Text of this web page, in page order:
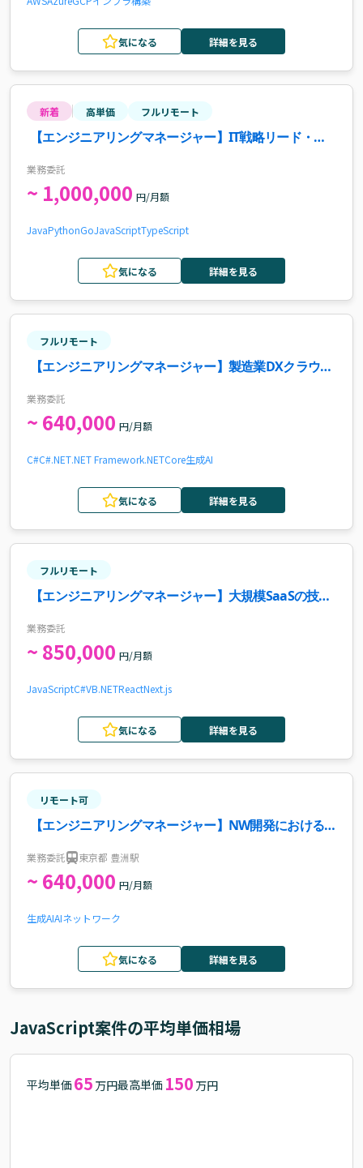
気になる 詳細を見る
新着 高単価 フルリモート
【エンジニアリングマネージャー】IT戦略リード・組
業務委託
~ 1,000,000 円/月額
JavaPythonGoJavaScriptTypeScript
気になる 詳細を見る
フルリモート
【エンジニアリングマネージャー】製造業DXクラウド
業務委託
~ 640,000 円/月額
C#C#.NET.NET Framework.NETCore生成AI
気になる 詳細を見る
フルリモート
【エンジニアリングマネージャー】大規模SaaSの技術
業務委託
~ 850,000 円/月額
JavaScriptC#VB.NETReactNext.js
気になる 詳細を見る
リモート可
【エンジニアリングマネージャー】NW開発における
業務委託 東京都 豊洲駅
~ 640,000 円/月額
生成AIAIネットワーク
気になる 詳細を見る
JavaScript案件の平均単価相場
平均単価 65 万円最高単価 150 万円